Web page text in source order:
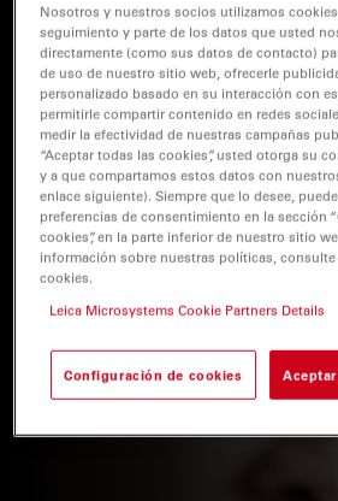
Nosotros y nuestros socios utilizamos
seguimiento y parte de los datos que usted
directamente (como sus datos de contacto)
de uso de nuestro sitio web, ofrecerle
personalizado basado en su interacción con
permitirle compartir contenido en redes
medir la efectividad de nuestras campañas
“Aceptar todas las cookies”, usted otorga su
y a que compartamos estos datos con
enlace siguiente). Siempre que lo desee,
preferencias de consentimiento en la sección
cookies”, en la parte inferior de nuestro sitio
información sobre nuestras políticas,
cookies.
Leica Microsystems Cookie Partners Details
Configuración de cookies